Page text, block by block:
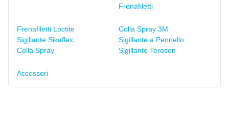
Frenafiletti
Frenafiletti Loctite
Sigillante Sikaflex
Colla Spray
Colla Spray 3M
Sigillante a Pennello
Sigillante Teroson
Accessori